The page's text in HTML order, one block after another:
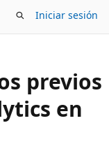
Iniciar sesión
previos
en